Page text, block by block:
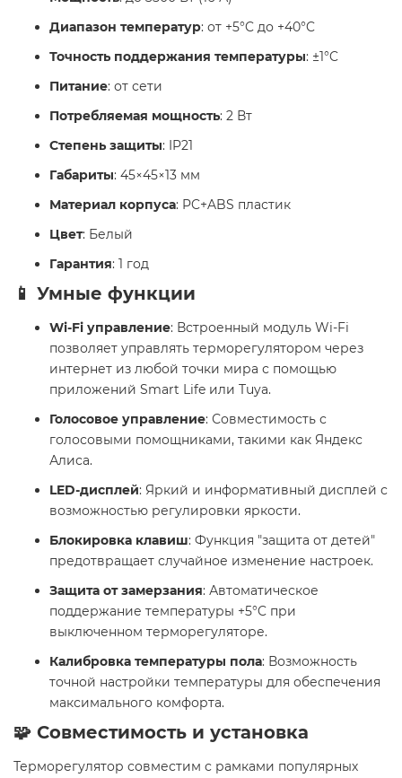
Диапазон температур: от +5°C до +40°C
Точность поддержания температуры: ±1°C
Питание: от сети
Потребляемая мощность: 2 Вт
Степень защиты: IP21
Габариты: 45×45×13 мм
Материал корпуса: PC+ABS пластик
Цвет: Белый
Гарантия: 1 год
📱 Умные функции
Wi-Fi управление: Встроенный модуль Wi-Fi
позволяет управлять терморегулятором через
интернет из любой точки мира с помощью
приложений Smart Life или Tuya.
Голосовое управление: Совместимость с
голосовыми помощниками, такими как Яндекс
Алиса.
LED-дисплей: Яркий и информативный дисплей с
возможностью регулировки яркости.
Блокировка клавиш: Функция "защита от детей"
предотвращает случайное изменение настроек.
Защита от замерзания: Автоматическое
поддержание температуры +5°C при
выключенном терморегуляторе.
Калибровка температуры пола: Возможность
точной настройки температуры для обеспечения
максимального комфорта.
🧩 Совместимость и установка
Терморегулятор совместим с рамками популярных